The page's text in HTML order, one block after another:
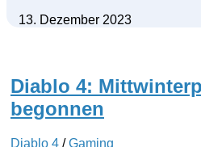
13. Dezember 2023
Diablo 4:
begonnen
Diablo 4 /Gaming